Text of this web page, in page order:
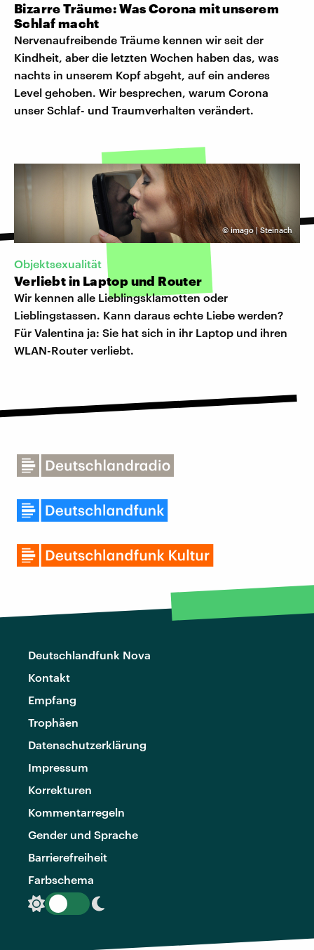
Bizarre Träume: Was Corona mit unserem
Schlaf macht
Nervenaufreibende Träume kennen wir seit der
Kindheit, aber die letzten Wochen haben das, was
nachts in unserem Kopf abgeht, auf ein anderes
Level gehoben. Wir besprechen, warum Corona
unser Schlaf- und Traumverhalten verändert.
©imago | Steinach
Objektsexualität
Verliebt in Laptop und Router
Wir kennen alle Lieblingsklamotten oder
Lieblingstassen. Kann daraus echte Liebe werden?
Für Valentina ja: Sie hat sich in ihr Laptop und ihren
WLAN-Router verliebt.
Deutschlandfunk Nova
Kontakt
Empfang
Trophäen
Datenschutzerklärung
Impressum
Korrekturen
Kommentarregeln
Gender und Sprache
Barrierefreiheit
Farbschema